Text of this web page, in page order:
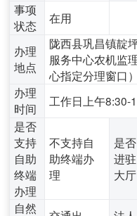
事项
状态
在用
办理
地点
陇西县巩昌镇靛
服务中心农机监
心指定分理窗口）
办理
时间
工作日上午8:30-
是否
支持
自助
终端
办理
不支持自
助终端办
理
是否
进驻
大厅
自然